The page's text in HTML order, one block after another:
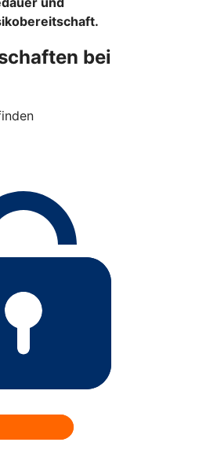
bei